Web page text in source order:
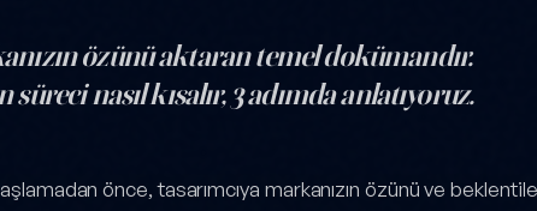
özünü aktaran temel dokümandır.
nasıl kısalır, 3 adımda anlatıyoruz.
3 Adım (2026) — yazı içeriği
önce, tasarımcıya markanızın özünü ve